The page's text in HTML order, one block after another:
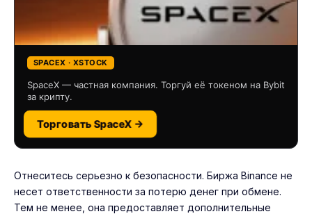
SPACEX · XSTOCK
SpaceX — частная компания. Торгуй её токеном на Bybit
за крипту.
Торговать SpaceX →
Отнеситесь серьезно к безопасности. Биржа Binance не
несет ответственности за потерю денег при обмене.
Тем не менее, она предоставляет дополнительные